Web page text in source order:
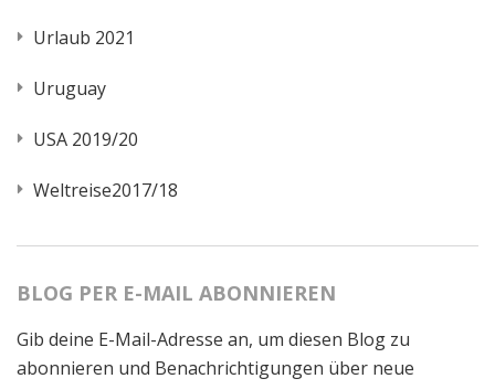
Urlaub 2021
Uruguay
USA 2019/20
Weltreise2017/18
BLOG PER E-MAIL ABONNIEREN
Gib deine E-Mail-Adresse an, um diesen Blog zu
abonnieren und Benachrichtigungen über neue